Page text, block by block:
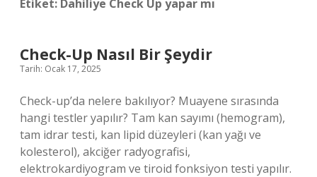
Etiket: Dahiliye Check Up yapar mı
Check-Up Nasıl Bir Şeydir
Tarih: Ocak 17, 2025
Check-up’da nelere bakılıyor? Muayene sırasında
hangi testler yapılır? Tam kan sayımı (hemogram),
tam idrar testi, kan lipid düzeyleri (kan yağı ve
kolesterol), akciğer radyografisi,
elektrokardiyogram ve tiroid fonksiyon testi yapılır.